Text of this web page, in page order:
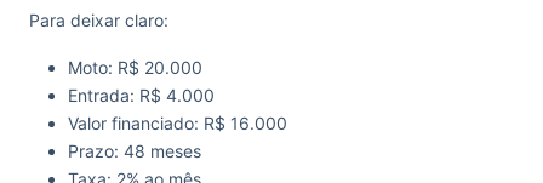
Para deixar claro:
Moto: R$ 20.000
Entrada: R$ 4.000
Valor financiado: R$ 16.000
Prazo: 48 meses
Taxa: 2% ao mês